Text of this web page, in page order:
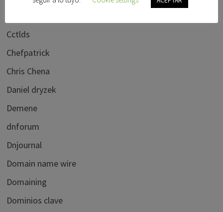
Cctlds
Chefpatrick
Chris Chena
Daniel dryzek
Demene
dnforum
Dnjournal
Domain name wire
Domaining
Dominios clave